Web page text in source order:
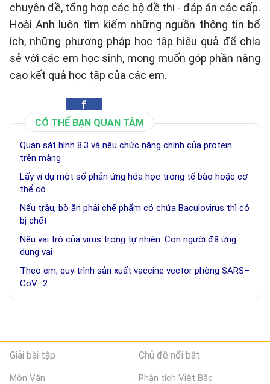
chuyên đề, tổng hợp các bộ đề thi - đáp án các cấp.
Hoài Anh luôn tìm kiếm những nguồn thông tin bổ
ích, những phương pháp học tập hiệu quả để chia
sẻ với các em học sinh, mong muốn góp phần nâng
cao kết quả học tập của các em.
CÓ THỂ BẠN QUAN TÂM
Quan sát hình 8.3 và nêu chức năng chính của protein
trên màng
Lấy ví dụ một số phản ứng hóa học trong tế bào hoặc cơ
thể có
Nếu trâu, bò ăn phải chế phẩm có chứa Baculovirus thì có
bị chết
Nêu vai trò của virus trong tự nhiên. Con người đã ứng
dụng vai
Theo em, quy trình sản xuất vaccine vector phòng SARS–
CoV–2
Giải bài tập
Môn Văn
Chủ đề nổi bật
Phân tích Việt Bắc